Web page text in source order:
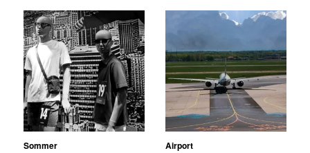
Sommer Airport